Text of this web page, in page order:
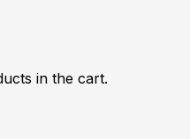
in the cart.